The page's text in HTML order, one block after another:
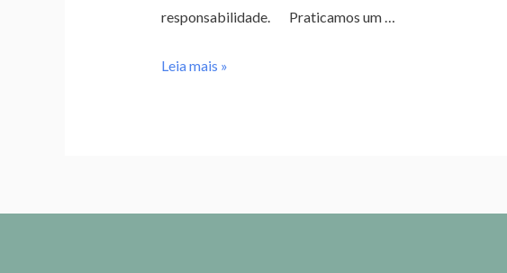
responsabilidade. Praticamos um …
Leia mais »